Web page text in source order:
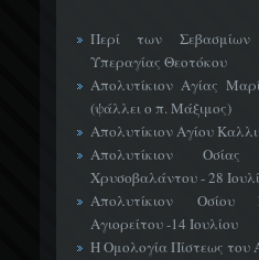
Περί των
Υπεραγίας Θεοτόκου
Απολυτίκιον Αγίας
(ψάλλει ο π. Μάξιμος)
Απολυτίκιον Αγίου
Απολυτίκιον
Χρυσοβαλάντου - 28
Απολυτίκιον Οσίου
Αγιορείτου -14 Ιουλίου
Η Ομολογία Πίστεως του